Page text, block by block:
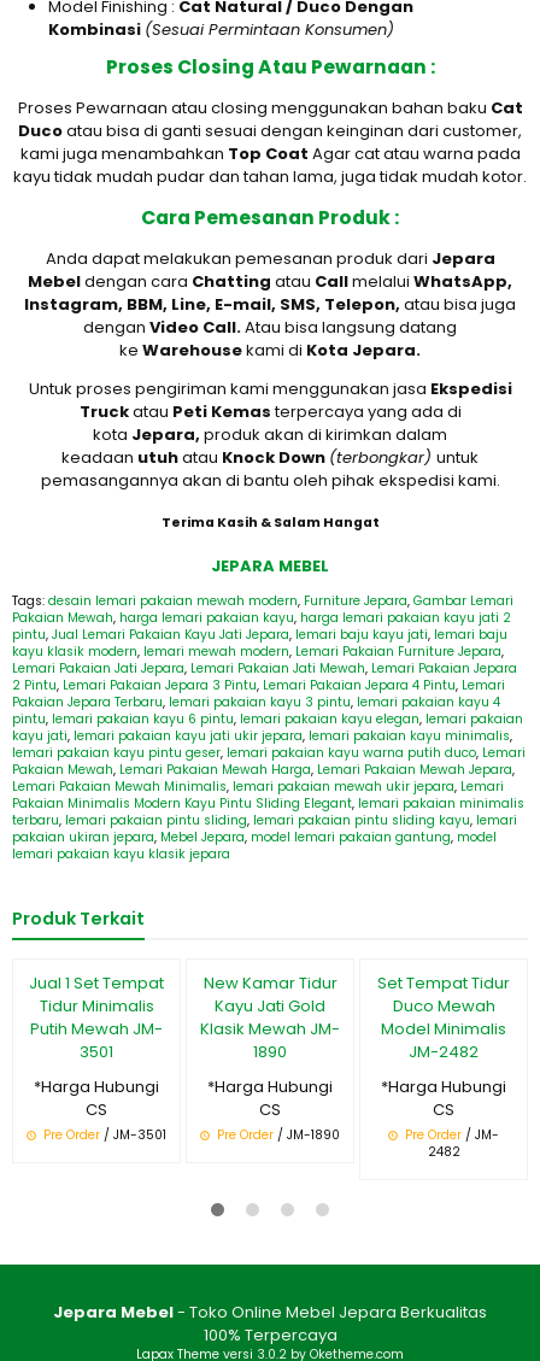
Model Finishing : Cat Natural / Duco Dengan
Kombinasi (Sesuai Permintaan Konsumen)
Proses Closing Atau Pewarnaan :
Proses Pewarnaan atau closing menggunakan bahan baku Cat
Ducoatau bisa di ganti sesuai dengan keinginan dari customer,
kami juga menambahkan Top Coat Agar cat atau warna pada
kayu tidak mudah pudar dan tahan lama, juga tidak mudah kotor.
Cara Pemesanan Produk :
Anda dapat melakukan pemesanan produk dari Jepara
Mebeldengan cara Chatting atau Callmelalui WhatsApp,
Instagram, BBM, Line, E-mail, SMS, Telepon, atau bisa juga
dengan Video Call.Atau bisa langsung datang
ke Warehousekami di Kota Jepara.
Untuk proses pengiriman kami menggunakan jasa Ekspedisi
Truckatau Peti Kemasterpercaya yang ada di
kota Jepara, produk akan di kirimkan dalam
keadaan utuhatau Knock Down (terbongkar) untuk
pemasangannya akan di bantu oleh pihak ekspedisi kami.
Terima Kasih & Salam Hangat
JEPARA MEBEL
Tags: desain lemari pakaian mewah modern, Furniture Jepara, Gambar Lemari
Pakaian Mewah, harga lemari pakaian kayu, harga lemari pakaian kayu jati 2
pintu, Jual Lemari Pakaian Kayu Jati Jepara, lemari baju kayu jati, lemari baju
kayu klasik modern, lemari mewah modern, Lemari Pakaian Furniture Jepara,
Lemari Pakaian Jati Jepara, Lemari Pakaian Jati Mewah, Lemari Pakaian Jepara
2 Pintu, Lemari Pakaian Jepara 3 Pintu, Lemari Pakaian Jepara 4 Pintu, Lemari
Pakaian Jepara Terbaru, lemari pakaian kayu 3 pintu, lemari pakaian kayu 4
pintu, lemari pakaian kayu 6 pintu, lemari pakaian kayu elegan, lemari pakaian
kayu jati, lemari pakaian kayu jati ukir jepara, lemari pakaian kayu minimalis,
lemari pakaian kayu pintu geser, lemari pakaian kayu warna putih duco, Lemari
Pakaian Mewah, Lemari Pakaian Mewah Harga, Lemari Pakaian Mewah Jepara,
Lemari Pakaian Mewah Minimalis, lemari pakaian mewah ukir jepara, Lemari
Pakaian Minimalis Modern Kayu Pintu Sliding Elegant, lemari pakaian minimalis
terbaru, lemari pakaian pintu sliding, lemari pakaian pintu sliding kayu, lemari
pakaian ukiran jepara, Mebel Jepara, model lemari pakaian gantung, model
lemari pakaian kayu klasik jepara
Produk Terkait
Jual 1 Set Tempat
Tidur Minimalis
Putih Mewah JM-
3501
*Harga Hubungi
CS
Pre Order / JM-3501
New Kamar Tidur
Kayu Jati Gold
Klasik Mewah JM-
1890
*Harga Hubungi
CS
Pre Order / JM-1890
Set Tempat Tidur
Duco Mewah
Model Minimalis
JM-2482
*Harga Hubungi
CS
Pre Order / JM-
2482
Jepara Mebel- Toko Online Mebel Jepara Berkualitas
100% Terpercaya
Lapax Theme versi 3.0.2 by Oketheme.com